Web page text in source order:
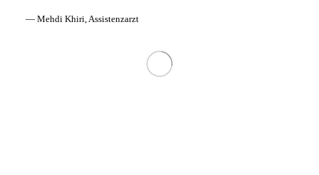
— Mehdi Khiri, Assistenzarzt